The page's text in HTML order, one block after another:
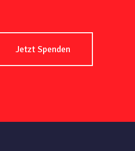
Jetzt Spenden